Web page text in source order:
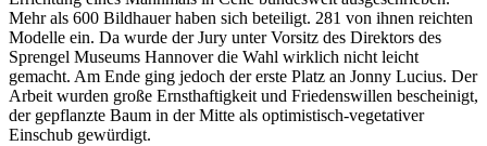
Mehr als 600 Bildhauer haben sich beteiligt. 281 von ihnen reichten
Modelle ein. Da wurde der Jury unter Vorsitz des Direktors des
Sprengel Museums Hannover die Wahl wirklich nicht leicht
gemacht. Am Ende ging jedoch der erste Platz an Jonny Lucius. Der
Arbeit wurden große Ernsthaftigkeit und Friedenswillen bescheinigt,
der gepflanzte Baum in der Mitte als optimistisch-vegetativer
Einschub gewürdigt.